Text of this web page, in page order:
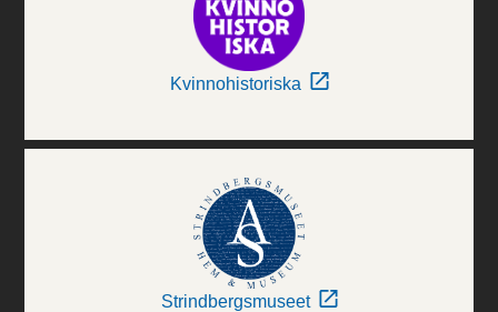
Kvinnohistoriska
Strindbergsmuseet